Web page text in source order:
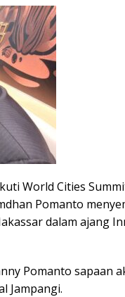
World Cities
Pomanto
dalam ajang
Pomanto sapaan
Jampangi.